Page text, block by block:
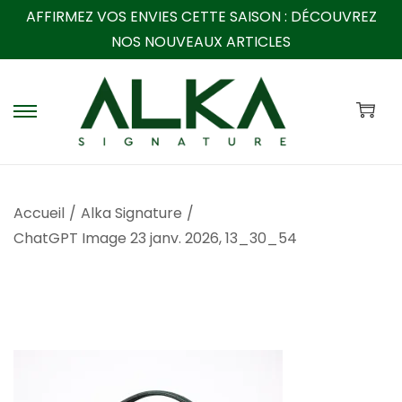
AFFIRMEZ VOS ENVIES CETTE SAISON : DÉCOUVREZ
NOS NOUVEAUX ARTICLES
P
a
r
P
a
r
Accueil / Alka Signature /
ChatGPT Image 23 janv. 2026, 13_30_54